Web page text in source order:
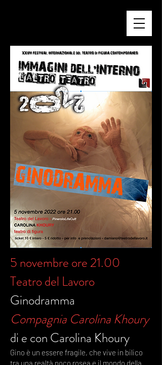
5 novembre ore 21.00
Teatro del Lavoro
Ginodramma
Compagnia Carolina Khoury
di e con Carolina Khoury
Gino è un essere fragile, che vive in bilico
tra una realtà poco rosea e il mondo della